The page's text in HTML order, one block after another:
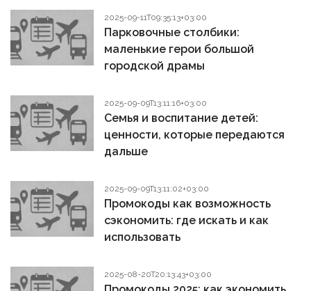
2025-09-11T09:35:13+03:00
Парковочные столбики:
маленькие герои большой
городской драмы
2025-09-09T13:11:16+03:00
Семья и воспитание детей:
ценности, которые передаются
дальше
2025-09-09T13:11:02+03:00
Промокоды как возможность
сэкономить: где искать и как
использовать
2025-08-20T20:13:43+03:00